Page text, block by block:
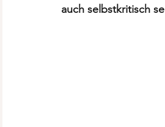
auch selbstkritisch